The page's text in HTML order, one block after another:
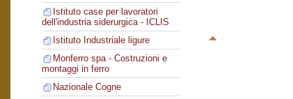
Istituto case per lavoratori
dell'industria siderurgica - ICLIS
Istituto Industriale ligure
Monferro spa - Costruzioni e
montaggi in ferro
Nazionale Cogne